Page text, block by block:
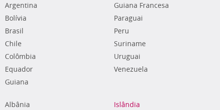
Argentina
Bolívia
Brasil
Chile
Colômbia
Equador
Guiana
Guiana Francesa
Paraguai
Peru
Suriname
Uruguai
Venezuela
Albânia
Islândia